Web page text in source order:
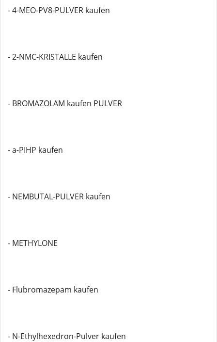
- 4-MEO-PV8-PULVER kaufen
- 2-NMC-KRISTALLE kaufen
- BROMAZOLAM kaufen PULVER
- a-PIHP kaufen
- NEMBUTAL-PULVER kaufen
- METHYLONE
- Flubromazepam kaufen
- N-Ethylhexedron-Pulver kaufen